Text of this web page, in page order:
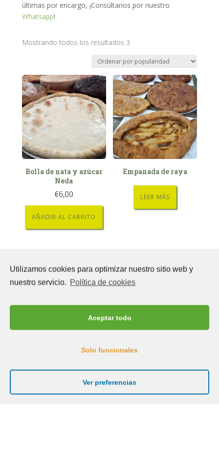
Utilizamos cookies para optimizar nuestro sitio web y
nuestro servicio.
Política de cookies
Aceptar todo
Solo funcionales
Ver preferencias
últimas por encargo, ¡Consúltanos por nuestro
Whatsapp!
Mostrando todos los resultados 3
Bolla de nata y azúcar
Neda
€6,00
AÑADIR AL CARRITO
Empanada de raya
LEER MÁS
pizza precocida
AÑADIR AL CARRITO